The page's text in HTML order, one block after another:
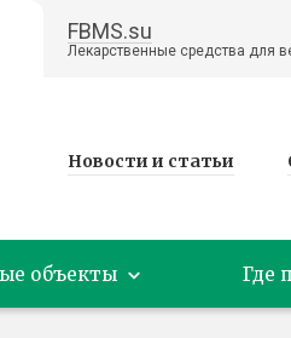
FBMS.su
Лекарственные средства для
Новости и статьи
объекты Где